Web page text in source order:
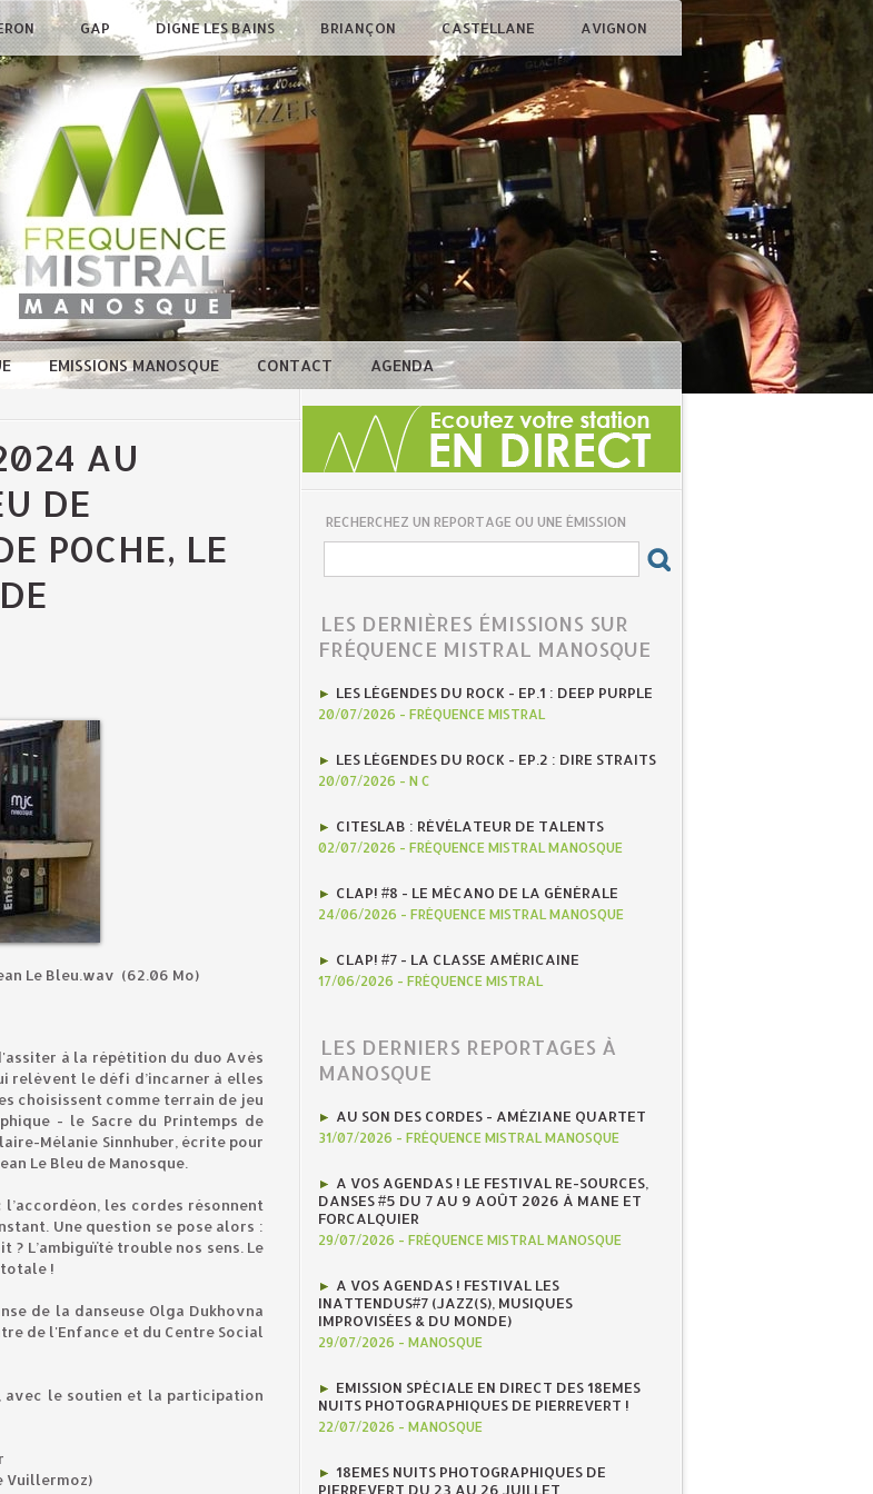
GAP DIGNE LES BAINS BRIANÇON CASTELLANE AVIGNON
EMISSIONS MANOSQUE CONTACT AGENDA
AU
DE
POCHE, LE
Le Bleu.wav (62.06 Mo)
à la répétition du duo Avès
relèvent le défi d’incarner à elles
choisissent comme terrain de jeu
- le Sacre du Printemps de
Mélanie Sinnhuber, écrite pour
Le Bleu de Manosque.
les cordes résonnent
Une question se pose alors :
? L’ambiguïté trouble nos sens. Le
!
de la danseuse Olga Dukhovna
de l'Enfance et du Centre Social
avec le soutien et la participation
Vuillermoz)
RECHERCHEZ UN REPORTAGE OU UNE ÉMISSION
LES DERNIÈRES ÉMISSIONS SUR
FRÉQUENCE MISTRAL MANOSQUE
LES LÉGENDES DU ROCK - EP.1 : DEEP PURPLE
20/07/2026 - FRÉQUENCE MISTRAL
LES LÉGENDES DU ROCK - EP.2 : DIRE STRAITS
20/07/2026 - N C
CITESLAB : RÉVÉLATEUR DE TALENTS
02/07/2026 - FRÉQUENCE MISTRAL MANOSQUE
CLAP! #8 - LE MÉCANO DE LA GÉNÉRALE
24/06/2026 - FRÉQUENCE MISTRAL MANOSQUE
CLAP! #7 - LA CLASSE AMÉRICAINE
17/06/2026 - FRÉQUENCE MISTRAL
LES DERNIERS REPORTAGES À
MANOSQUE
AU SON DES CORDES - AMÉZIANE QUARTET
31/07/2026 - FRÉQUENCE MISTRAL MANOSQUE
A VOS AGENDAS ! LE FESTIVAL RE-SOURCES,
DANSES #5 DU 7 AU 9 AOÛT 2026 À MANE ET
FORCALQUIER
29/07/2026 - FRÉQUENCE MISTRAL MANOSQUE
A VOS AGENDAS ! FESTIVAL LES
INATTENDUS#7 (JAZZ(S), MUSIQUES
IMPROVISÉES & DU MONDE)
29/07/2026 - MANOSQUE
EMISSION SPÉCIALE EN DIRECT DES 18EMES
NUITS PHOTOGRAPHIQUES DE PIERREVERT !
22/07/2026 - MANOSQUE
18EMES NUITS PHOTOGRAPHIQUES DE
PIERREVERT DU 23 AU 26 JUILLET